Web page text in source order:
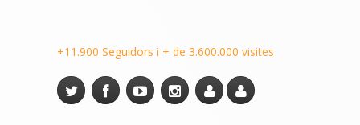
+11.900 Seguidors i + de 3.600.000 visites